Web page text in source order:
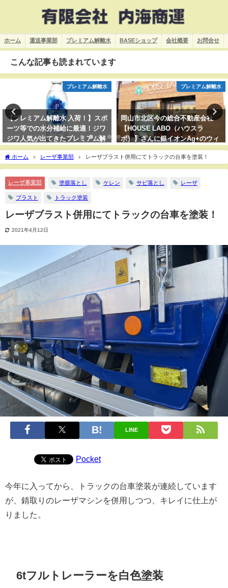
ホーム 運送事業部 プレミアム解離水 BASEショップ 会社概要 お問合せ
こんな記事も読まれています
プレミアム解離水
岡山市北区今の総合不動産会社
【HOUSE LABO（ハウスラ
ボ）】さんに銀イオンAg+のウィ
ルス・花粉対策、＜空間除菌＞の
デモ機設置！
プレミアム解離水
プレミアム解離水を岡山市南区の
カイロプラクティック【ボディケ
アリフレ】さんに置いていただき
ました
ホーム レーザ事業部 レーザブラスト併用にてトラックの台車を塗装！
レーザ事業部 塗膜落とし ケレン サビ落とし レーザ
ブラスト トラック塗装
レーザブラスト併用にてトラックの台車を塗装！
2021年4月12日
LINE
Pocket
今年に入ってから、トラックの台車塗装が連続しています
が、錆取りのレーザマシンを併用しつつ、キレイに仕上が
りました。
6tフルトレーラーを白色塗装